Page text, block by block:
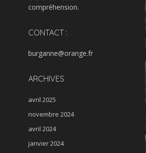
compréhension.
CONTACT :
burganne@orange.fr
ARCHIVES
avril 2025
novembre 2024
avril 2024
janvier 2024